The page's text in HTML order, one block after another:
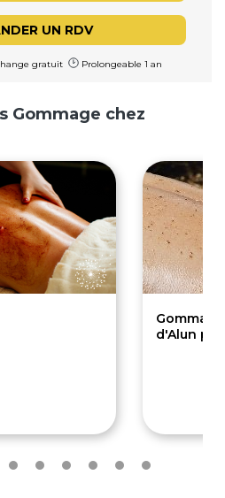
UN RDV
gratuit Prolongeable 1 an
Gommage chez
d'Alun